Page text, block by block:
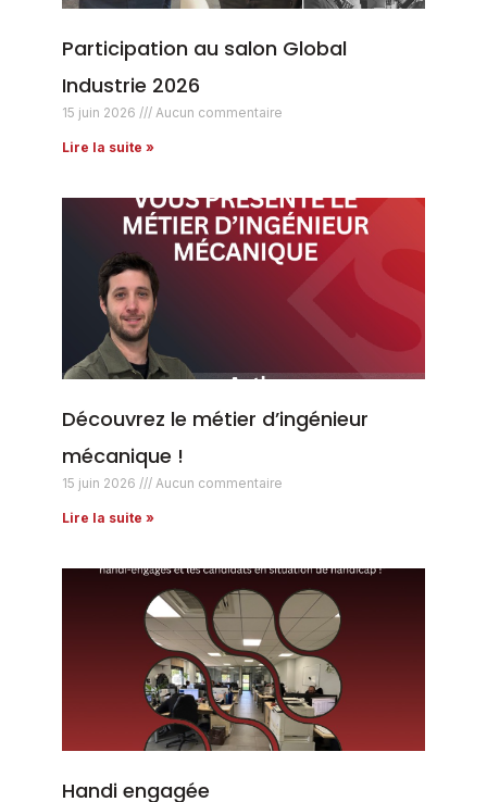
Participation au salon Global
Industrie 2026
15 juin 2026 Aucun commentaire
Lire la suite »
Découvrez le métier d’ingénieur
mécanique !
15 juin 2026 Aucun commentaire
Lire la suite »
Handi engagée